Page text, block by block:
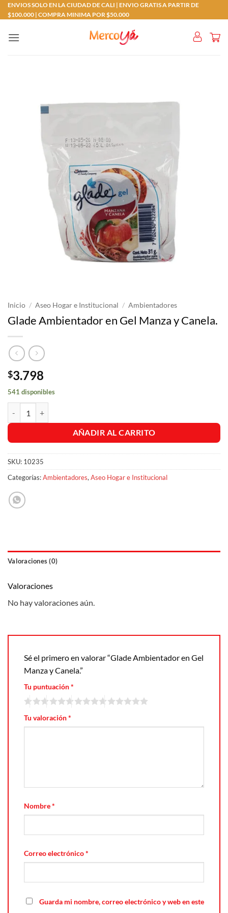
Saltar
al
ENVIOS SOLO EN LA CIUDAD DE CALI | ENVIO GRATIS A PARTIR DE
$100.000 | COMPRA MINIMA POR $50.000
Inicio / Aseo Hogar e Institucional / Ambientadores
Glade Ambientador en Gel Manza y Canela.
$3.798
541 disponibles
AÑADIR AL CARRITO
SKU: 10235
Categorías:Ambientadores, Aseo Hogar e Institucional
Valoraciones (0)
Valoraciones
No hay valoraciones aún.
Sé el primero en valorar “Glade Ambientador en Gel
Manza y Canela.”
Tu puntuación*
Tu valoración*
Nombre*
Correo electrónico*
Guarda mi nombre, correo electrónico y web en este